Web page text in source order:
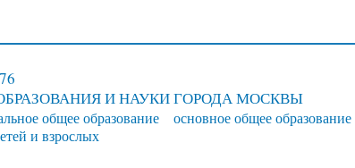
И НАУКИ ГОРОДА МОСКВЫ
общее образование основное общее образование
и взрослых